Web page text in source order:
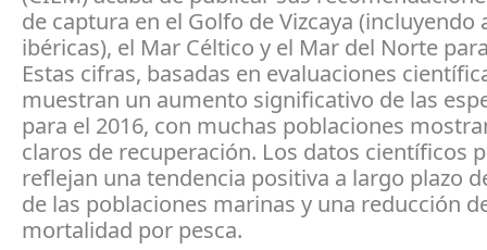
de captura en el Golfo de Vizcaya (incluyendo
ibéricas), el Mar Céltico y el Mar del Norte
Estas cifras, basadas en evaluaciones
muestran un aumento significativo de las
para el 2016, con muchas poblaciones
claros de recuperación. Los datos científicos
reflejan una tendencia positiva a largo plazo
de las poblaciones marinas y una reducción
mortalidad por pesca.